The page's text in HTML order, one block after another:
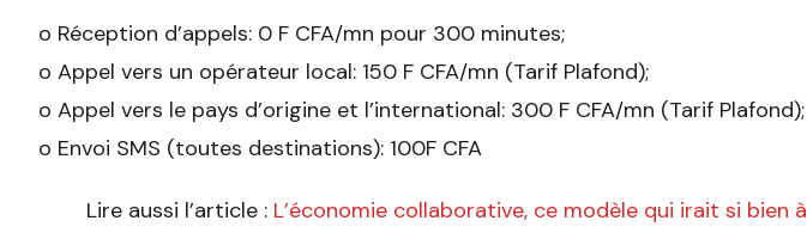
o Réception d’appels: 0 F CFA/mn pour 300 minutes;
o Appel vers un opérateur local: 150 F CFA/mn (Tarif Plafond);
o Appel vers le pays d’origine et l’international: 300 F CFA/mn (Tarif Plafond);
o Envoi SMS (toutes destinations): 100F CFA
Lire aussi l’article : L’économie collaborative, ce modèle qui irait si bien à